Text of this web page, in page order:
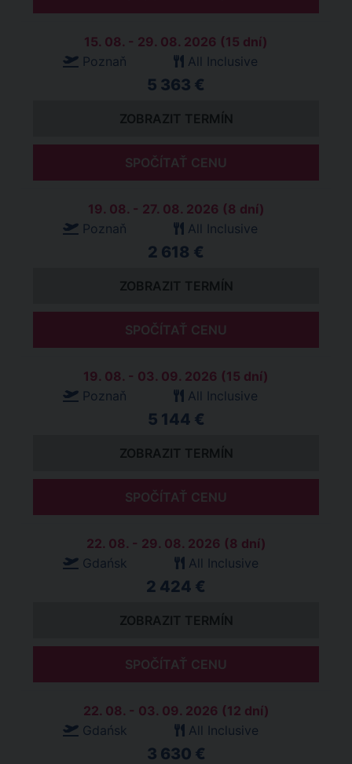
15. 08. - 29. 08. 2026 (15 dní)
Poznaň
All Inclusive
5 363 €
ZOBRAZIT TERMÍN
SPOČÍTAŤ CENU
19. 08. - 27. 08. 2026 (8 dní)
Poznaň
All Inclusive
2 618 €
ZOBRAZIT TERMÍN
SPOČÍTAŤ CENU
19. 08. - 03. 09. 2026 (15 dní)
Poznaň
All Inclusive
5 144 €
ZOBRAZIT TERMÍN
SPOČÍTAŤ CENU
22. 08. - 29. 08. 2026 (8 dní)
Gdańsk
All Inclusive
2 424 €
ZOBRAZIT TERMÍN
SPOČÍTAŤ CENU
22. 08. - 03. 09. 2026 (12 dní)
Gdańsk
All Inclusive
3 630 €